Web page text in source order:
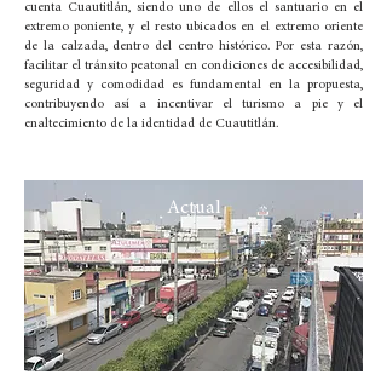
cuenta Cuautitlán, siendo uno de ellos el santuario en el
extremo poniente, y el resto ubicados en el extremo oriente
de la calzada, dentro del centro histórico. Por esta razón,
facilitar el tránsito peatonal en condiciones de accesibilidad,
seguridad y comodidad es fundamental en la propuesta,
contribuyendo así a incentivar el turismo a pie y el
enaltecimiento de la identidad de Cuautitlán.
Actual